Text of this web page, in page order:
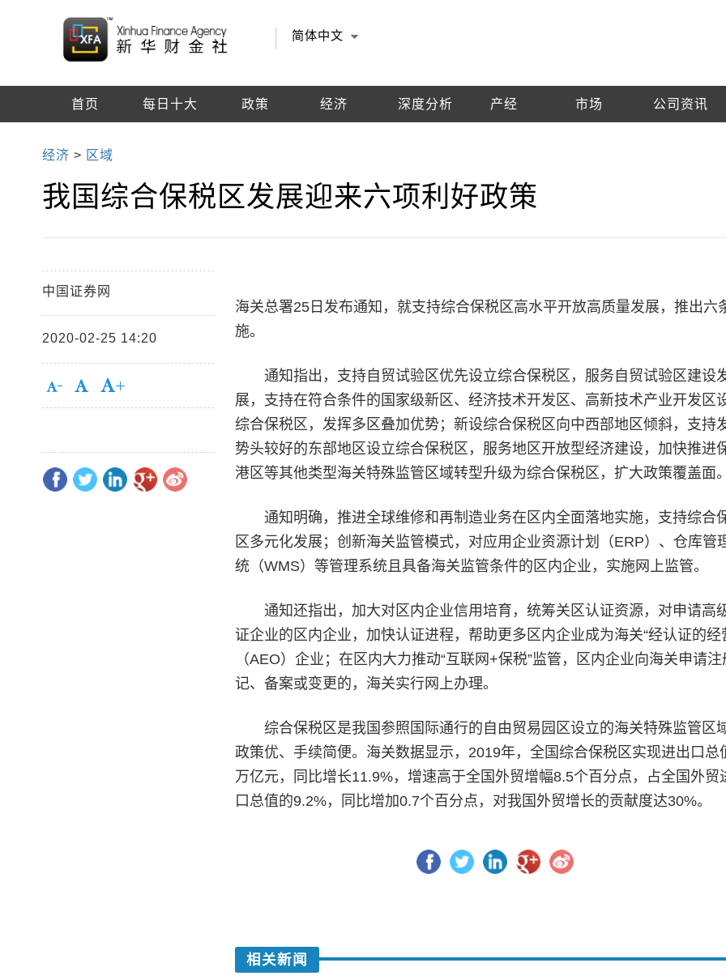
简体中文
首页 每日十大 政策 经济 深度分析 产经 市场 公司资讯
经济 > 区域
我国综合保税区发展迎来六项利好政策
中国证券网
2020-02-25 14:20
海关总署25日发布通知，就支持综合保税区高水平开放高质量发展，推出六
施。
通知指出，支持自贸试验区优先设立综合保税区，服务自贸试验区建设
展，支持在符合条件的国家级新区、经济技术开发区、高新技术产业开发区
综合保税区，发挥多区叠加优势；新设综合保税区向中西部地区倾斜，支持
势头较好的东部地区设立综合保税区，服务地区开放型经济建设，加快推进
港区等其他类型海关特殊监管区域转型升级为综合保税区，扩大政策覆盖面
通知明确，推进全球维修和再制造业务在区内全面落地实施，支持综合
区多元化发展；创新海关监管模式，对应用企业资源计划（ERP）、仓库管
统（WMS）等管理系统且具备海关监管条件的区内企业，实施网上监管。
通知还指出，加大对区内企业信用培育，统筹关区认证资源，对申请高
证企业的区内企业，加快认证进程，帮助更多区内企业成为海关“经认证的经
（AEO）企业；在区内大力推动“互联网+保税”监管，区内企业向海关申请注
记、备案或变更的，海关实行网上办理。
综合保税区是我国参照国际通行的自由贸易园区设立的海关特殊监管区
政策优、手续简便。海关数据显示，2019年，全国综合保税区实现进出口总
万亿元，同比增长11.9%，增速高于全国外贸增幅8.5个百分点，占全国外贸
口总值的9.2%，同比增加0.7个百分点，对我国外贸增长的贡献度达30%。
相关新闻